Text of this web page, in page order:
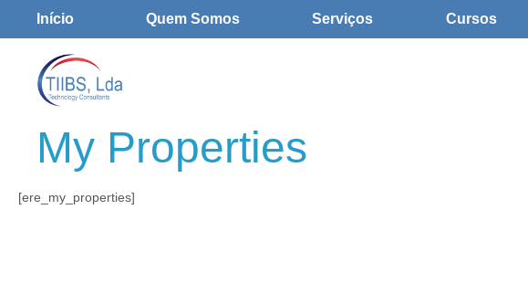
Início Quem Somos Serviços Cursos
My Properties
[ere_my_properties]